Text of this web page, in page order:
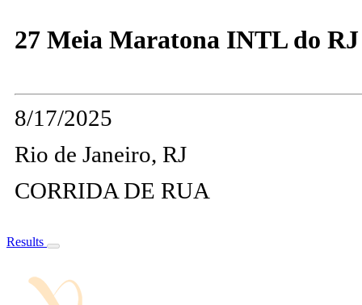
27 Meia Maratona INTL do
8/17/2025
Rio de Janeiro, RJ
CORRIDA DE RUA
Results